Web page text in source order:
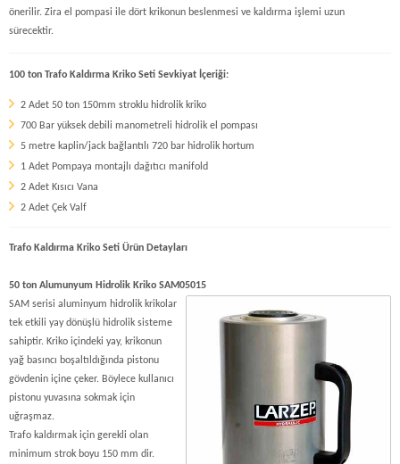
önerilir. Zira el pompasi ile dört krikonun beslenmesi ve kaldırma işlemi uzun
sürecektir.
100 ton Trafo Kaldırma Kriko Seti Sevkiyat İçeriği:
2 Adet 50 ton 150mm stroklu hidrolik kriko
700 Bar yüksek debili manometreli hidrolik el pompası
5 metre kaplin/jack bağlantılı 720 bar hidrolik hortum
1 Adet Pompaya montajlı dağıtıcı manifold
2 Adet Kısıcı Vana
2 Adet Çek Valf
Trafo Kaldırma Kriko Seti Ürün Detayları
50 ton Alumunyum Hidrolik Kriko SAM05015
SAM serisi aluminyum hidrolik krikolar
tek etkili yay dönüşlü hidrolik sisteme
sahiptir. Kriko içindeki yay, krikonun
yağ basıncı boşaltıldığında pistonu
gövdenin içine çeker. Böylece kullanıcı
pistonu yuvasına sokmak için
uğraşmaz.
Trafo kaldırmak için gerekli olan
minimum strok boyu 150 mm dir.